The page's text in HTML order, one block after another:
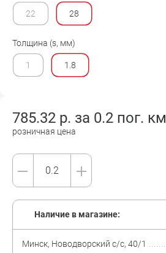
22 28
Толщина (s, мм)
1 1.8
785.32 р. за 0.2 пог. км
розничная цена
Наличие в магазине:
Минск, Новодворский с/с, 40/1